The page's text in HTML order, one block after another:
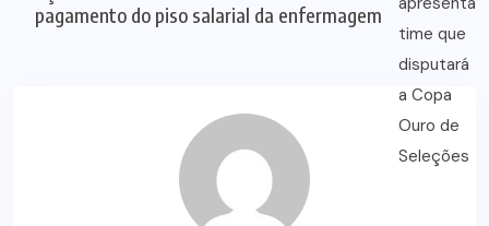
pagamento do piso salarial da enfermagem